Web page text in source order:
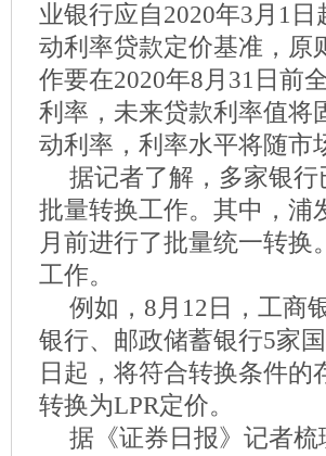
业银行应自2020年3月1
动利率贷款定价基准，原
作要在2020年8月31日前
利率，未来贷款利率值将
动利率，利率水平将随市
据记者了解，多家银
批量转换工作。其中，浦
月前进行了批量统一转
工作。
例如，8月12日，工商
银行、邮政储蓄银行5家
日起，将符合转换条件
转换为LPR定价。
据《证券日报》记者